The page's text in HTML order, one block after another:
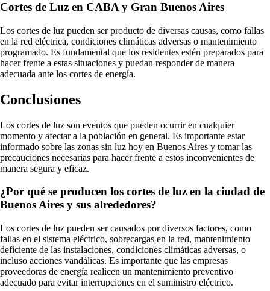
Cortes de Luz en CABA y Gran Buenos Aires
Los cortes de luz pueden ser producto de diversas causas, como fallas
en la red eléctrica, condiciones climáticas adversas o mantenimiento
programado. Es fundamental que los residentes estén preparados para
hacer frente a estas situaciones y puedan responder de manera
adecuada ante los cortes de energía.
Conclusiones
Los cortes de luz son eventos que pueden ocurrir en cualquier
momento y afectar a la población en general. Es importante estar
informado sobre las zonas sin luz hoy en Buenos Aires y tomar las
precauciones necesarias para hacer frente a estos inconvenientes de
manera segura y eficaz.
¿Por qué se producen los cortes de luz en la ciudad de
Buenos Aires y sus alrededores?
Los cortes de luz pueden ser causados por diversos factores, como
fallas en el sistema eléctrico, sobrecargas en la red, mantenimiento
deficiente de las instalaciones, condiciones climáticas adversas, o
incluso acciones vandálicas. Es importante que las empresas
proveedoras de energía realicen un mantenimiento preventivo
adecuado para evitar interrupciones en el suministro eléctrico.